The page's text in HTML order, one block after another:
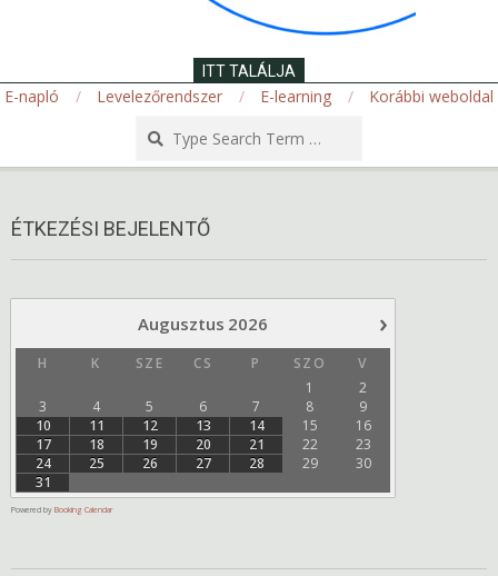
ITT TALÁLJA
E-napló Levelezőrendszer E-learning
Korábbi weboldal
Menu
ÉTKEZÉSI BEJELENTŐ
›
Augusztus 2026
H K SZE CS P SZO
V
1
2
3
4 5 6 7 8
9
10
11 12 13 14 15
16
17
18 19 20 21 22
23
24
25 26 27 28 29
30
31
Powered by Booking Calendar